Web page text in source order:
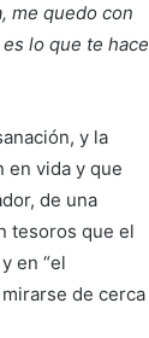
me quedo con
lo que te hace
y la
en vida y que
de una
tesoros que el
en “el
de cerca